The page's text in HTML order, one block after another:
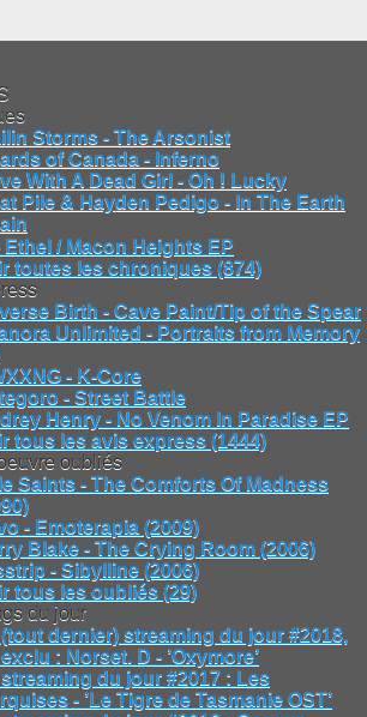
Storms - The Arsonist
of Canada - Inferno
With A Dead Girl - Oh ! Lucky
Pile & Hayden Pedigo - In The Earth
Ethel / Macon Heights EP
toutes les chroniques (874)
Birth - Cave Paint/Tip of the Spear
Unlimited - Portraits from Memory
- K-Core
- Street Battle
Henry - No Venom In Paradise EP
tous les avis express (1444)
oubliés
Saints - The Comforts Of Madness
- Emoterapia (2009)
Blake - The Crying Room (2006)
- Sibylline (2006)
tous les oubliés (29)
du jour
(tout dernier) streaming du jour #2018,
: Norset. D - ’Oxymore’
streaming du jour #2017 : Les
- ’Le Tigre de Tasmanie OST’